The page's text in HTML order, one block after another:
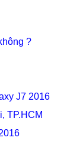
?
J7 2016
TP.HCM